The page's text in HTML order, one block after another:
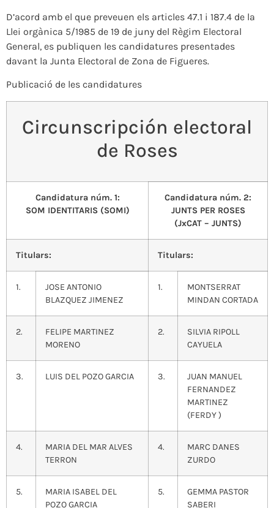
D’acord amb el que preveuen els articles 47.1 i 187.4 de la
Llei orgànica 5/1985 de 19 de juny del Règim Electoral
General, es publiquen les candidatures presentades
davant la Junta Electoral de Zona de Figueres.
Publicació de les candidatures
Circunscripción electoral
de Roses
Candidatura núm. 1:
SOM IDENTITARIS (SOMI)
Candidatura núm. 2:
JUNTS PER ROSES
(JxCAT – JUNTS)
Titulars: Titulars:
1.
JOSE ANTONIO
BLAZQUEZ JIMENEZ
1.
MONTSERRAT
MINDAN CORTADA
2.
FELIPE MARTINEZ
MORENO
2.
SILVIA RIPOLL
CAYUELA
3. LUIS DEL POZO GARCIA 3.
JUAN MANUEL
FERNANDEZ
MARTINEZ
(FERDY )
4.
MARIA DEL MAR ALVES
TERRON
4.
MARC DANES
ZURDO
5.
MARIA ISABEL DEL
POZO GARCIA
5.
GEMMA PASTOR
SABERI